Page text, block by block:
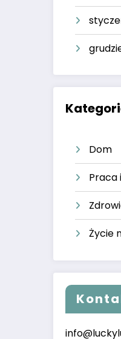
Dom
Praca
Życie